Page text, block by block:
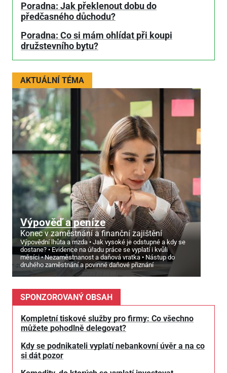
Poradna: Jak překlenout dobu do
předčasného důchodu?
Poradna: Co si mám ohlídat při koupi
družstevního bytu?
AKTUÁLNÍ TÉMA
Výpověď a peníze
Konec v zaměstnání a finanční zajištění
Výpovědní lhůta a mzda
Jak vysoké je odstupné a kdy se
dostane?
Evidence na úřadu práce se vyplatí i kvůli
měsíci
Nezaměstnanost a daňová vratka
Nástup do
druhého zaměstnání a povinné daňové přiznání
SPONZOROVANÝ OBSAH
Kompletní tiskové služby pro firmy: Co všechno
můžete pohodlně delegovat?
Kdy se podnikateli vyplatí nebankovní úvěr a na co
si dát pozor